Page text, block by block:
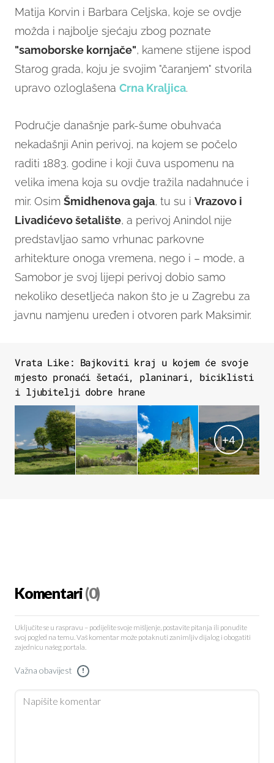
Matija Korvin i Barbara Celjska, koje se ovdje
možda i najbolje sjećaju zbog poznate
"samoborske kornjače", kamene stijene ispod
Starog grada, koju je svojim "čaranjem" stvorila
upravo ozloglašena Crna Kraljica.
Područje današnje park-šume obuhvaća
nekadašnji Anin perivoj, na kojem se počelo
raditi 1883. godine i koji čuva uspomenu na
velika imena koja su ovdje tražila nadahnuće i
mir. Osim Šmidhenova gaja, tu su i Vrazovo i
Livadićevo šetalište, a perivoj Anindol nije
predstavljao samo vrhunac parkovne
arhitekture onoga vremena, nego i – mode, a
Samobor je svoj lijepi perivoj dobio samo
nekoliko desetljeća nakon što je u Zagrebu za
javnu namjenu uređen i otvoren park Maksimir.
Vrata Like: Bajkoviti kraj u kojem će svoje
mjesto pronaći šetaći, planinari, biciklisti
i ljubitelji dobre hrane
+4
Komentari(0)
Uključite se u raspravu – podijelite svoje mišljenje, postavite pitanja ili ponudite
svoj pogled na temu. Vaš komentar može potaknuti zanimljiv dijalog i obogatiti
zajednicu našeg portala.
Važna obavijest !